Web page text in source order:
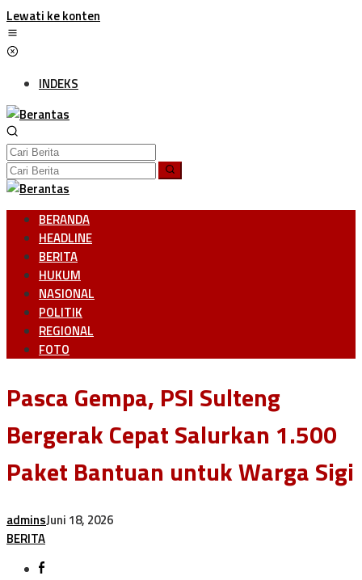
Lewati ke konten
INDEKS
BERANDA
HEADLINE
BERITA
HUKUM
NASIONAL
POLITIK
REGIONAL
FOTO
Pasca Gempa, PSI Sulteng
Bergerak Cepat Salurkan 1.500
Paket Bantuan untuk Warga Sigi
adminsJuni 18, 2026
BERITA